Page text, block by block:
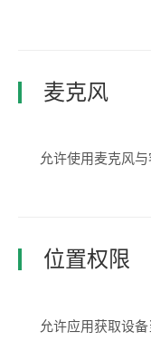
麦克风
允许使用麦克风
位置权限
允许应用获取设